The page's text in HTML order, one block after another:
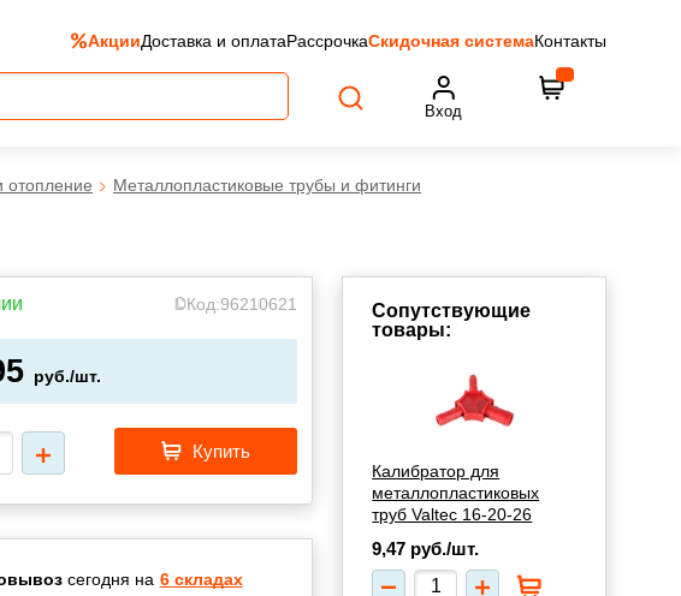
АкцииДоставка и оплатаРассрочкаСкидочная системаКонтакты
Вход
отопление Металлопластиковые трубы и фитинги
Код:96210621
руб./шт.
Купить
сегодня на 6 складах
Сопутствующие
товары:
Калибратор для
металлопластиковых
труб Valtec 16-20-26
9,47 руб./шт.